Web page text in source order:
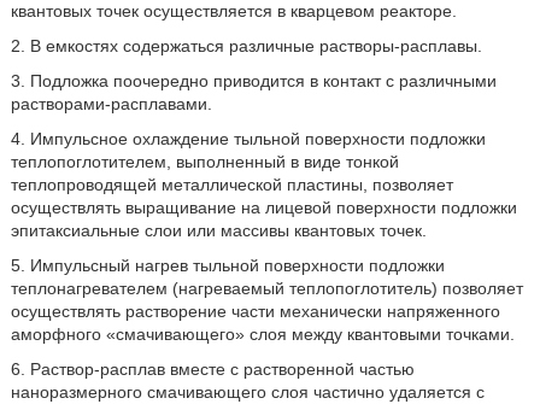
квантовых точек осуществляется в кварцевом реакторе.
2. В емкостях содержаться различные растворы-расплавы.
3. Подложка поочередно приводится в контакт с различными
растворами-расплавами.
4. Импульсное охлаждение тыльной поверхности подложки
теплопоглотителем, выполненный в виде тонкой
теплопроводящей металлической пластины, позволяет
осуществлять выращивание на лицевой поверхности подложки
эпитаксиальные слои или массивы квантовых точек.
5. Импульсный нагрев тыльной поверхности подложки
теплонагревателем (нагреваемый теплопоглотитель) позволяет
осуществлять растворение части механически напряженного
аморфного «смачивающего» слоя между квантовыми точками.
6. Раствор-расплав вместе с растворенной частью
наноразмерного смачивающего слоя частично удаляется с